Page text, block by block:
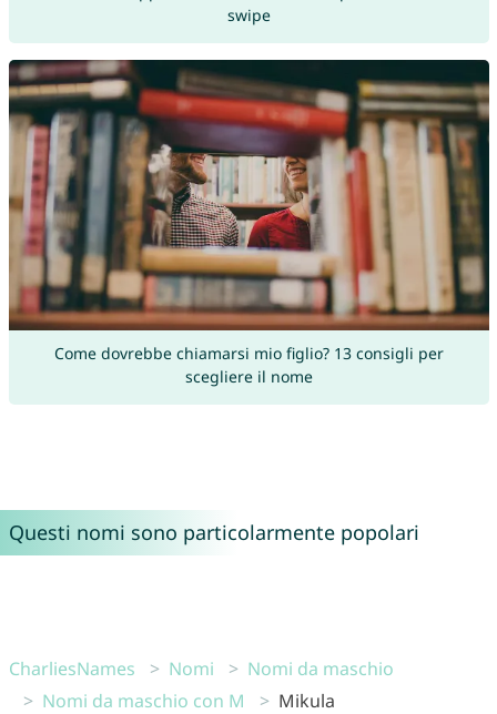
swipe
Come dovrebbe chiamarsi mio figlio? 13 consigli per
scegliere il nome
Questi nomi sono particolarmente popolari
CharliesNames Nomi
Nomi da maschio
Nomi da maschio con M
Mikula